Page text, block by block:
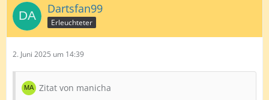
Dartsfan99
Erleuchteter
2. Juni 2025 um 14:39
Zitat von manicha